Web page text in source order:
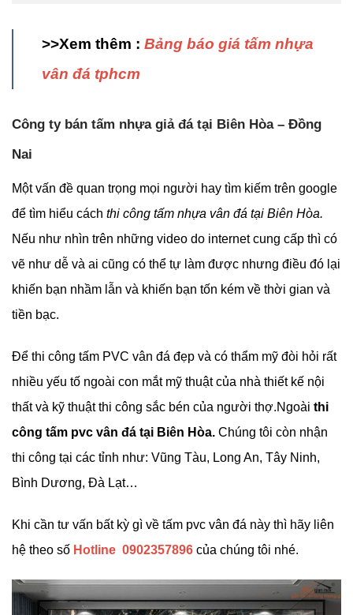
>>Xem thêm : Bảng báo giá tấm nhựa
vân đá tphcm
Công ty bán tấm nhựa giả đá tại Biên Hòa – Đồng
Nai
Một vấn đề quan trọng mọi người hay tìm kiếm trên google
để tìm hiểu cách thi công tấm nhựa vân đá tại Biên Hòa.
Nếu như nhìn trên những video do internet cung cấp thì có
vẽ như dễ và ai cũng có thể tự làm được nhưng điều đó lại
khiến bạn nhầm lẫn và khiến bạn tốn kém về thời gian và
tiền bạc.
Để thi công tấm PVC vân đá đẹp và có thẩm mỹ đòi hỏi rất
nhiều yếu tố ngoài con mắt mỹ thuật của nhà thiết kế nội
thất và kỹ thuật thi công sắc bén của người thợ.Ngoài thi
công tấm pvc vân đá tại Biên Hòa. Chúng tôi còn nhận
thi công tại các tỉnh như: Vũng Tàu, Long An, Tây Ninh,
Bình Dương, Đà Lạt…
Khi cần tư vấn bất kỳ gì về tấm pvc vân đá này thì hãy liên
hệ theo số Hotline 0902357896 của chúng tôi nhé.